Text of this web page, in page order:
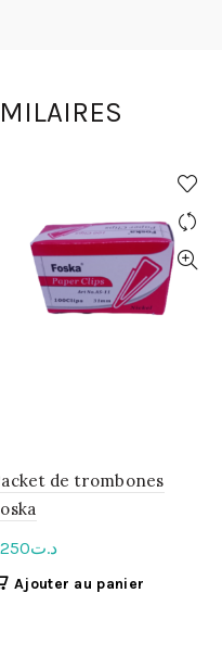
de trombones
د.ت
Ajouter au panier